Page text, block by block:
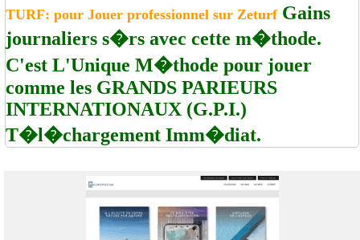
TURF: pour Jouer professionnel sur ZeturfGains
journaliers s�rs avec cette m�thode.
C'est L'Unique M�thode pour jouer
comme les GRANDS PARIEURS
INTERNATIONAUX (G.P.I.)
T�l�chargement Imm�diat.